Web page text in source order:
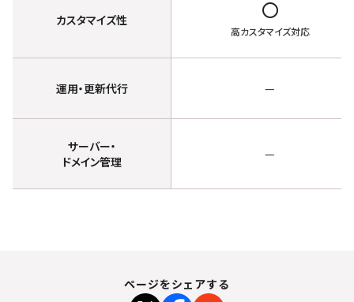
カスタマイズ性 radio_button_unchecked
高カスタマイズ対応
運用・更新代行 —
サーバー・
ドメイン管理
—
ページをシェアする